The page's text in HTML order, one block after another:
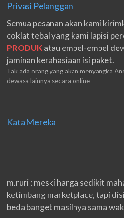
Privasi Pelanggan
Semua pesanan akan kami
coklat tebal yang kami lapisi
PRODUKatau embel-embel
jaminan kerahasiaan isi paket.
Tak ada orang yang akan menyangka
dewasa lainnya secara online
Kata Mereka
m.ruri : meski harga sedikit
ketimbang marketplace, tapi
beda banget masilnya sama